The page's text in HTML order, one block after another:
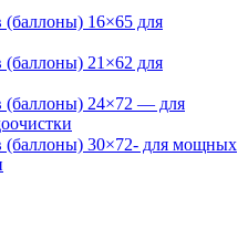
(баллоны) 16×65 для
(баллоны) 21×62 для
(баллоны) 24×72 — для
(баллоны) 30×72- для мощных